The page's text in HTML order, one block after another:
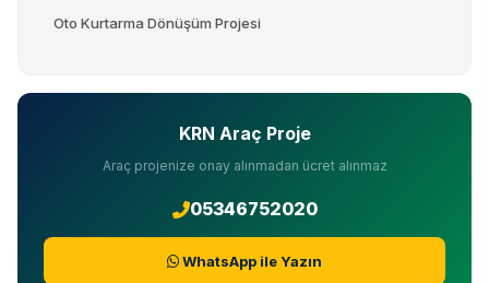
Oto Kurtarma Dönüşüm Projesi
KRN Araç Proje
Araç projenize onay alınmadan ücret alınmaz
05346752020
WhatsApp ile Yazın